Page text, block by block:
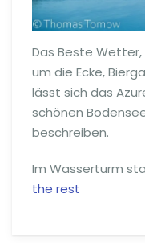
Das Beste
um die Ecke,
lässt sich das
schönen
beschreiben.
Im Wasserturm
the rest